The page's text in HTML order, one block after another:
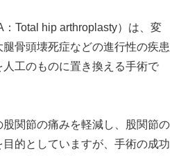
Total hip arthroplasty）は、変
骨頭壊死症などの進行性の疾患
工のものに置き換える手術で
関節の痛みを軽減し、股関節の
的としていますが、手術の成功